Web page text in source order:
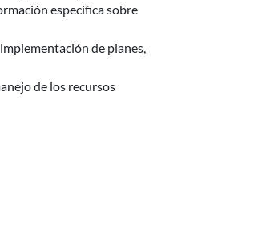
específica sobre
de planes,
de los recursos